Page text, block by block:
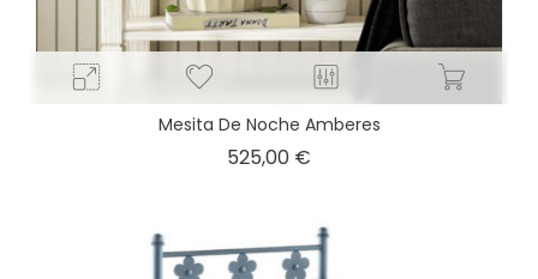
Mesita De Noche Amberes
525,00 €